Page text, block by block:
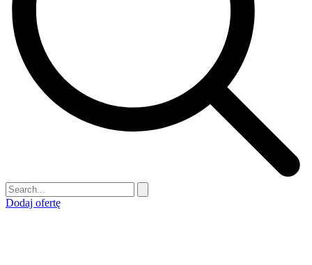
Dodaj ofertę